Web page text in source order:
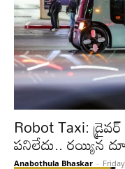
Robot Taxi:
పనిలేదు.. రయ్యిన
Anabothula Bhaskar -